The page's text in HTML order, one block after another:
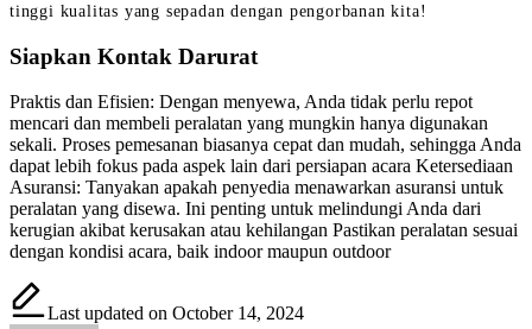
tinggi kualitas yang sepadan dengan pengorbanan kita!
Siapkan Kontak Darurat
Praktis dan Efisien: Dengan menyewa, Anda tidak perlu repot
mencari dan membeli peralatan yang mungkin hanya digunakan
sekali. Proses pemesanan biasanya cepat dan mudah, sehingga Anda
dapat lebih fokus pada aspek lain dari persiapan acara Ketersediaan
Asuransi: Tanyakan apakah penyedia menawarkan asuransi untuk
peralatan yang disewa. Ini penting untuk melindungi Anda dari
kerugian akibat kerusakan atau kehilangan Pastikan peralatan sesuai
dengan kondisi acara, baik indoor maupun outdoor
Last updated on October 14, 2024